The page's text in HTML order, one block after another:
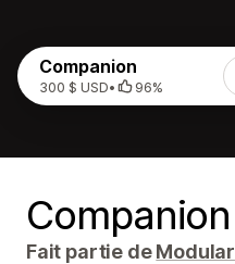
Companion
300 $ USD• 96%
Companion
Fait partie deModular